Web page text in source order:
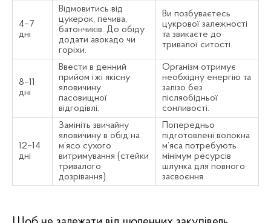
4–7
дні
Відмовитись від
цукерок, печива,
батончиків. До обіду
додати авокадо чи
горіхи.
Ви позбуваєтесь
цукрової залежності
та звикаєте до
тривалої ситості.
8–11
дні
Ввести в денний
прийом їжі якісну
яловичину
пасовищної
відгодівлі.
Організм отримує
необхідну енергію та
залізо без
післяобідньої
сонливості.
12–14
дні
Замініть звичайну
яловичину в обід на
м’ясо сухого
витримування (стейки
тривалого
дозрівання).
Попередньо
підготовлені волокна
м’яса потребують
мінімум ресурсів
шлунка для повного
засвоєння.